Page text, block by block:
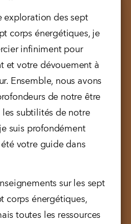
exploration des sept
corps énergétiques, je
infiniment pour
et votre dévouement à
Ensemble, nous avons
de notre être
subtilités de notre
suis profondément
votre guide dans
sur les sept
corps énergétiques,
toutes les ressources